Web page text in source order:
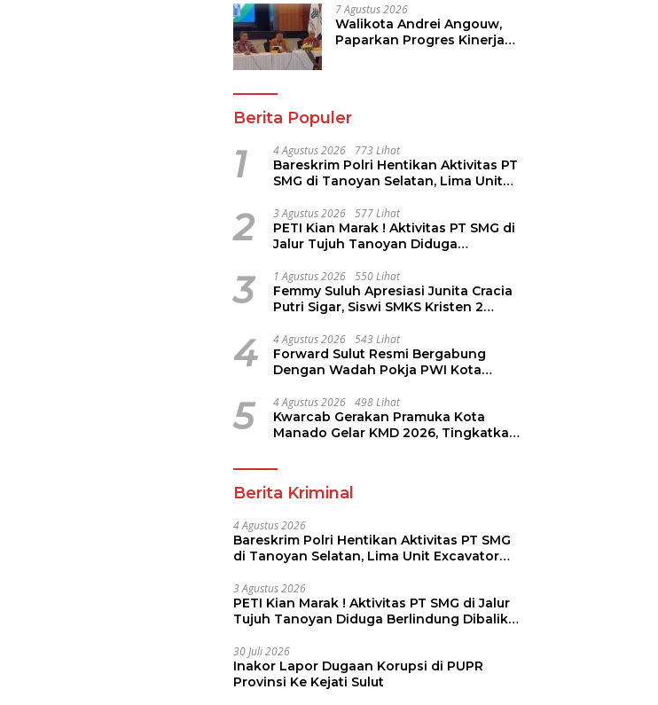
7 Agustus 2026
Walikota Andrei Angouw,
Paparkan Progres Kinerja
Berita Populer
1 4 Agustus 2026 773 Lihat
Bareskrim Polri Hentikan Aktivitas PT
SMG di Tanoyan Selatan, Lima Unit
2 3 Agustus 2026 577 Lihat
PETI Kian Marak ! Aktivitas PT SMG di
Jalur Tujuh Tanoyan Diduga
3 1 Agustus 2026 550 Lihat
Femmy Suluh Apresiasi Junita Cracia
Putri Sigar, Siswi SMKS Kristen 2
Dikmen Nasional 2026
4 4 Agustus 2026 543 Lihat
Forward Sulut Resmi Bergabung
Dengan Wadah Pokja PWI Kota
5 4 Agustus 2026 498 Lihat
Kwarcab Gerakan Pramuka Kota
Manado Gelar KMD 2026, Tingkatkan
Pramuka
Berita Kriminal
4 Agustus 2026
Bareskrim Polri Hentikan Aktivitas PT SMG
di Tanoyan Selatan, Lima Unit Excavator
3 Agustus 2026
PETI Kian Marak ! Aktivitas PT SMG di Jalur
Tujuh Tanoyan Diduga Berlindung Dibalik
30 Juli 2026
Inakor Lapor Dugaan Korupsi di PUPR
Provinsi Ke Kejati Sulut